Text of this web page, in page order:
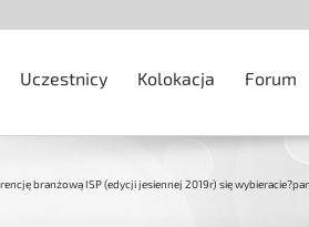
Uczestnicy Kolokacja Forum
branżową ISP (edycji jesiennej 2019r) się wybieracie?